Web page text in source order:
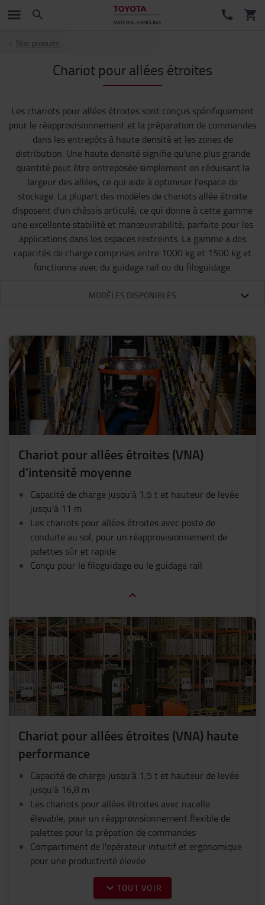
Nos produits
Chariot pour allées étroites
Les chariots pour allées étroites sont conçus spécifiquement
pour le réapprovisionnement et la préparation de commandes
dans les entrepôts à haute densité et les zones de
distribution. Une haute densité signifie qu'une plus grande
quantité peut être entreposée simplement en réduisant la
largeur des allées, ce qui aide à optimiser l'espace de
stockage. La plupart des modèles de chariots allée étroite
disposent d'un châssis articulé, ce qui donne à cette gamme
une excellente stabilité et manœuvrabilité, parfaite pour les
applications dans les espaces restreints. La gamme a des
capacités de charge comprises entre 1000 kg et 1500 kg et
fonctionne avec du guidage rail ou du filoguidage.
MODÈLES DISPONIBLES
Chariot pour allées étroites (VNA)
d'intensité moyenne
Capacité de charge jusqu'à 1,5 t et hauteur de levée
jusqu'à 11 m
Les chariots pour allées étroites avec poste de
conduite au sol, pour un réapprovisionnement de
palettes sûr et rapide
Conçu pour le filoguidage ou le guidage rail
Chariot pour allées étroites (VNA) haute
performance
Capacité de charge jusqu'à 1,5 t et hauteur de levée
jusqu'à 16,8 m
Les chariots pour allées étroites avec nacelle
élevable, pour un réapprovisionnement flexible de
palettes pour la prépation de commandes
Compartiment de l'opérateur intuitif et ergonomique
pour une productivité élevée
TOUT VOIR